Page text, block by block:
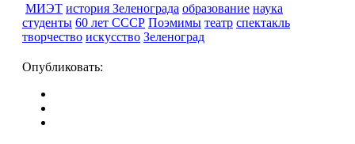
МИЭТ история Зеленограда образование наука
студенты 60 лет СССР Поэмимы театр спектакль
творчество искусство Зеленоград
Опубликовать: